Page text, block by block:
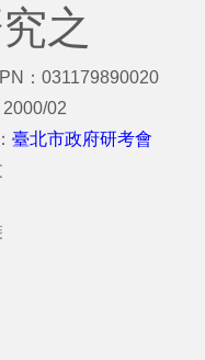
之
：031179890020
02
臺北市政府研考會